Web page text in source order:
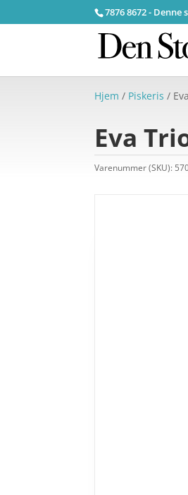
7876 8672 -
Hjem / Piskeris /
Eva
Varenummer (SKU):